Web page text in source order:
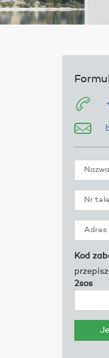
Kod
2sos